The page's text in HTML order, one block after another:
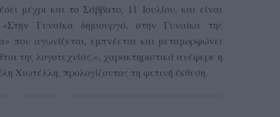
μέχρι και το Σάββατο, 11 Ιουλίου, και είναι
Γυναίκα δημιουργό, στην Γυναίκα της
που αγωνίζεται, εμπνέεται και μεταμορφώνει
της λογοτεχνίας.», χαρακτηριστικά ανέφερε η
Χιωτέλλη, προλογίζοντας τη φετινή έκθεση.